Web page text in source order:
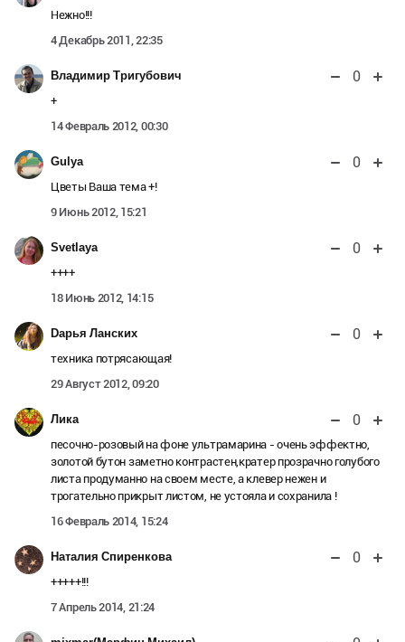
Нежно!!!
4 Декабрь 2011, 22:35
Владимир Тригубович 0
+
14 Февраль 2012, 00:30
Gulya 0
Цветы Ваша тема +!
9 Июнь 2012, 15:21
Svetlaya 0
++++
18 Июнь 2012, 14:15
Dарья Ланских 0
техника потрясающая!
29 Август 2012, 09:20
Лика 0
песочно-розовый на фоне ультрамарина - очень эффектно,
золотой бутон заметно контрастен,кратер прозрачно голубого
листа продуманно на своем месте, а клевер нежен и
трогательно прикрыт листом, не устояла и сохранила !
16 Февраль 2014, 15:24
Наталия Спиренкова 0
+++++!!!
7 Апрель 2014, 21:24